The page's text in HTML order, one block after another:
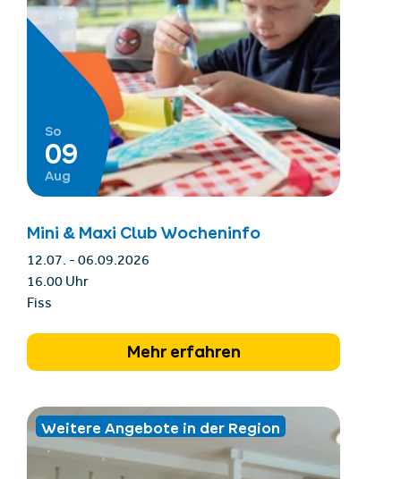
So
09
Aug
Mini & Maxi Club Wocheninfo
12.07. - 06.09.2026
16.00 Uhr
Fiss
Mehr erfahren
Weitere Angebote in der Region